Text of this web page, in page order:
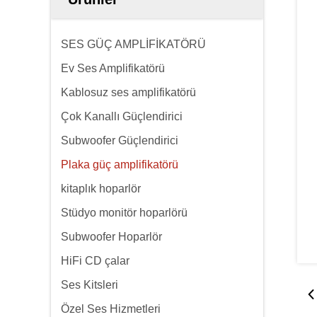
SES GÜÇ AMPLİFİKATÖRÜ
Ev Ses Amplifikatörü
Kablosuz ses amplifikatörü
Çok Kanallı Güçlendirici
Subwoofer Güçlendirici
Plaka güç amplifikatörü
kitaplık hoparlör
Stüdyo monitör hoparlörü
Subwoofer Hoparlör
HiFi CD çalar
Ses Kitsleri
Özel Ses Hizmetleri